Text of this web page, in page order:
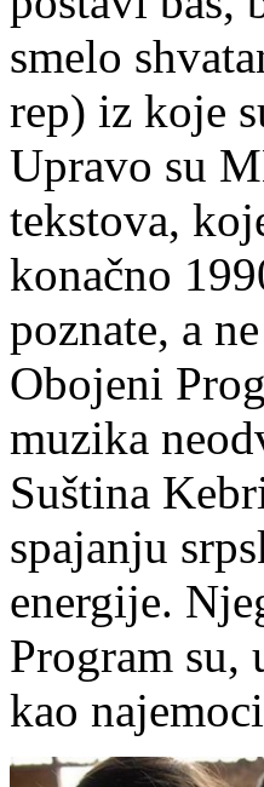
smelo
rep) iz koje
Upravo su
tekstova,
konačno
poznate, a
Obojeni
muzika
Suština
spajanju
energije.
Program
kao